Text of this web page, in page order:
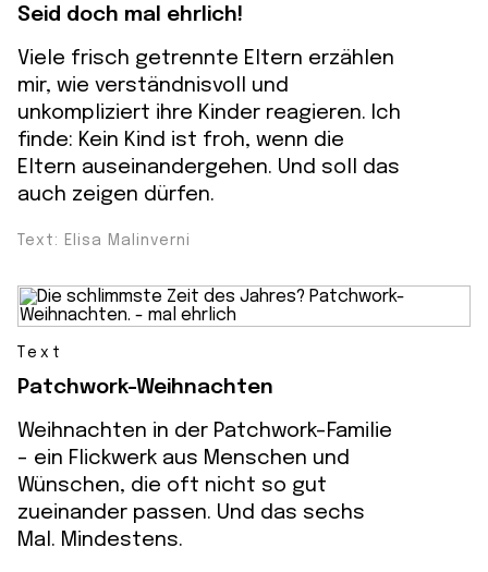
Seid doch mal ehrlich!
Viele frisch getrennte Eltern erzählen
mir, wie verständnisvoll und
unkompliziert ihre Kinder reagieren. Ich
finde: Kein Kind ist froh, wenn die
Eltern auseinandergehen. Und soll das
auch zeigen dürfen.
Text: Elisa Malinverni
Text
Patchwork-Weihnachten
Weihnachten in der Patchwork-Familie
- ein Flickwerk aus Menschen und
Wünschen, die oft nicht so gut
zueinander passen. Und das sechs
Mal. Mindestens.